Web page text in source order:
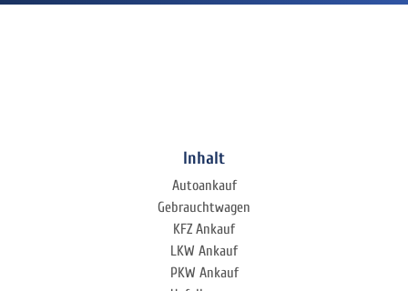
Inhalt
Autoankauf
Gebrauchtwagen
KFZ Ankauf
LKW Ankauf
PKW Ankauf